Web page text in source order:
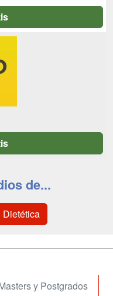
de...
Dietética
y Postgrados